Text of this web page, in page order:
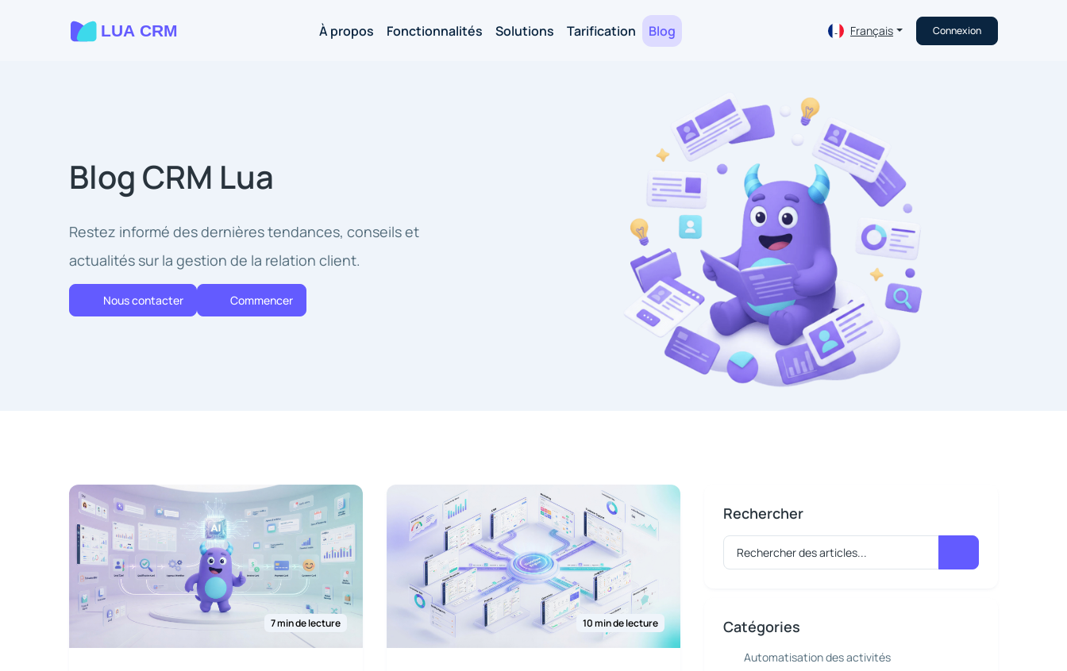
À propos Fonctionnalités Solutions Tarification Blog Français Connexion
Blog CRM Lua
Restez informé des dernières tendances, conseils et
actualités sur la gestion de la relation client.
Nous contacter Commencer
7 min de lecture 10 min de lecture
Rechercher
Catégories
Automatisation des activités